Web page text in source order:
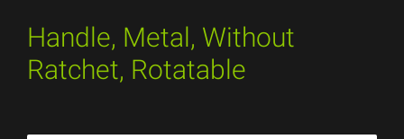
Handle, Metal, Without
Ratchet, Rotatable